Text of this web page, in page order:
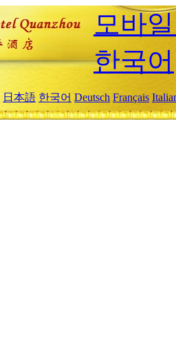
모바
한국어
日本語 한국어 Deutsch Français